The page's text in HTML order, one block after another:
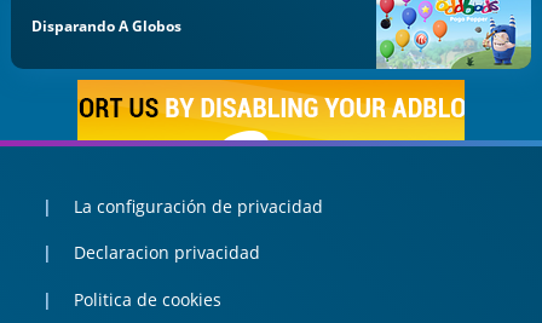
Disparando A Globos
La configuración de privacidad
Declaracion privacidad
Politica de cookies